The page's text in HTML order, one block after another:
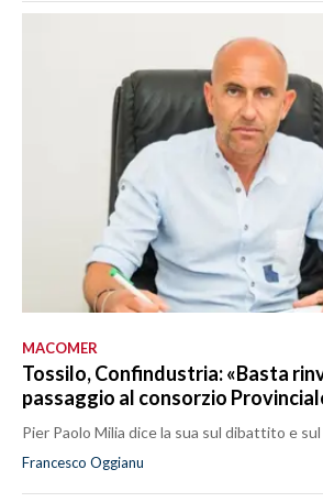
MACOMER
Tossilo, Confindustria: «Basta
passaggio al consorzio
Pier Paolo Milia dice la sua sul dibattito e
Francesco Oggianu